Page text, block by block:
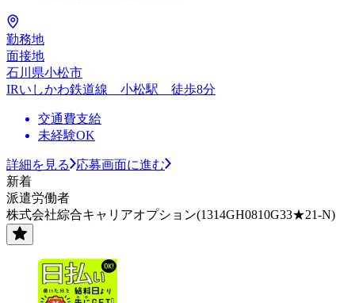
勤務地
面接地
石川県小松市
IRいしかわ鉄道線 小松駅 徒歩8分
交通費支給
未経験OK
詳細を見る
応募画面に進む
新着
派遣労働者
株式会社綜合キャリアオプション(1314GH0810G33★21-N)